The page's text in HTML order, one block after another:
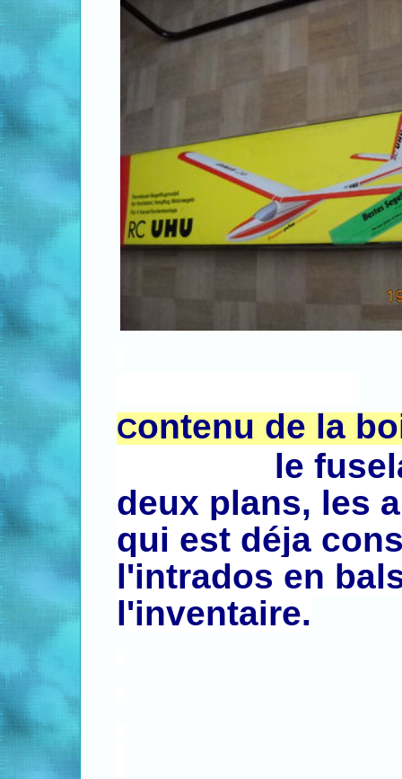
Contenu de la
le fuselage
deux plans, les
qui est déja
l'intrados en
l'inventaire.